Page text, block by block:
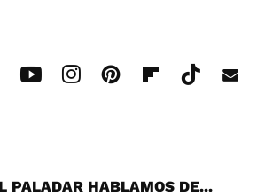
PALADAR HABLAMOS DE...